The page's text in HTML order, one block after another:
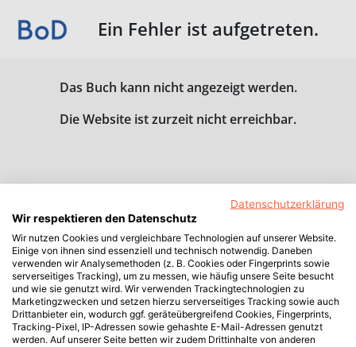
Ein Fehler ist aufgetreten.
Das Buch kann nicht angezeigt werden.
Die Website ist zurzeit nicht erreichbar.
Datenschutzerklärung
Wir respektieren den Datenschutz
Wir nutzen Cookies und vergleichbare Technologien auf unserer Website.
Einige von ihnen sind essenziell und technisch notwendig. Daneben
verwenden wir Analysemethoden (z. B. Cookies oder Fingerprints sowie
serverseitiges Tracking), um zu messen, wie häufig unsere Seite besucht
und wie sie genutzt wird. Wir verwenden Trackingtechnologien zu
Marketingzwecken und setzen hierzu serverseitiges Tracking sowie auch
Drittanbieter ein, wodurch ggf. geräteübergreifend Cookies, Fingerprints,
Tracking-Pixel, IP-Adressen sowie gehashte E-Mail-Adressen genutzt
werden. Auf unserer Seite betten wir zudem Drittinhalte von anderen